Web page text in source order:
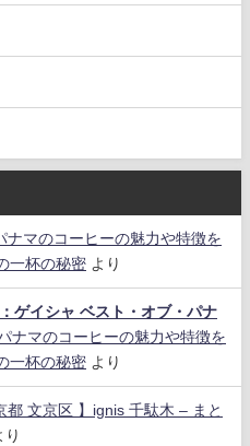
ナマのコーヒーの魅力や特徴を
一杯の秘密 より
ゲイシャ ベスト・オブ・パナ
ナマのコーヒーの魅力や特徴を
一杯の秘密 より
都 文京区 】ignis 千駄木 – まと
り